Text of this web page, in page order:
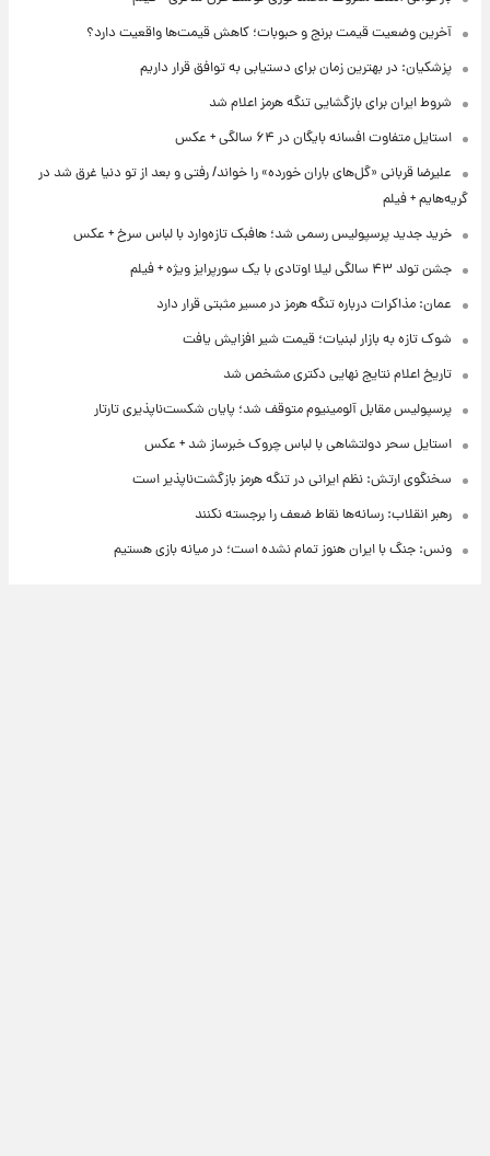
آخرین وضعیت قیمت برنج و حبوبات؛ کاهش قیمت‌ها واقعیت دارد؟
پزشکیان: در بهترین زمان برای دستیابی به توافق قرار داریم
شروط ایران برای بازگشایی تنگه هرمز اعلام شد
استایل متفاوت افسانه بایگان در ۶۴ سالگی + عکس
علیرضا قربانی «گل‌های باران خورده» را خواند/ رفتی و بعد از تو دنیا غرق شد در
گریه‌هایم + فیلم
خرید جدید پرسپولیس رسمی شد؛ هافبک تازه‌وارد با لباس سرخ + عکس
جشن تولد ۴۳ سالگی لیلا اوتادی با یک سورپرایز ویژه + فیلم
عمان: مذاکرات درباره تنگه هرمز در مسیر مثبتی قرار دارد
شوک تازه به بازار لبنیات؛ قیمت شیر افزایش یافت
تاریخ اعلام نتایج نهایی دکتری مشخص شد
پرسپولیس مقابل آلومینیوم متوقف شد؛ پایان شکست‌ناپذیری تارتار
استایل سحر دولتشاهی با لباس چروک خبرساز شد + عکس
سخنگوی ارتش: نظم ایرانی در تنگه هرمز بازگشت‌ناپذیر است
رهبر انقلاب: رسانه‌ها نقاط ضعف را برجسته نکنند
ونس: جنگ با ایران هنوز تمام نشده است؛ در میانه بازی هستیم